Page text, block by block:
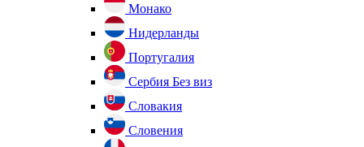
Монако
Нидерланды
Португалия
Сербия Без виз
Словакия
Словения